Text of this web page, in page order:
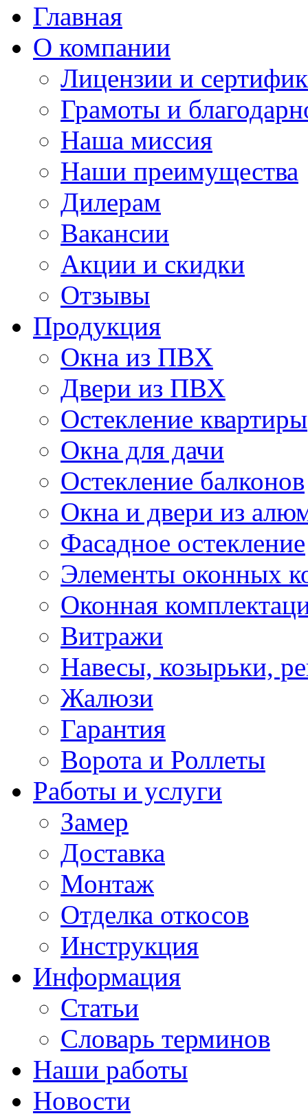
Главная
О компании
Лицензии и
Грамоты и
Наша миссия
Наши преимущества
Дилерам
Вакансии
Акции и скидки
Отзывы
Продукция
Окна из ПВХ
Двери из ПВХ
Остекление квартиры
Окна для дачи
Остекление балконов
Окна и двери из
Фасадное остекление
Элементы оконных
Оконная
Витражи
Навесы, козырьки,
Жалюзи
Гарантия
Ворота и Роллеты
Работы и услуги
Замер
Доставка
Монтаж
Отделка откосов
Инструкция
Информация
Статьи
Словарь терминов
Наши работы
Новости